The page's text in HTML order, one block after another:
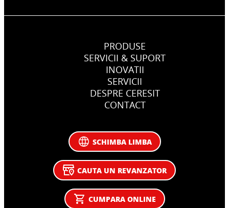
PRODUSE
SERVICII & SUPORT
INOVATII
SERVICII
DESPRE CERESIT
CONTACT
SCHIMBA LIMBA
CAUTA UN REVANZATOR
CUMPARA ONLINE